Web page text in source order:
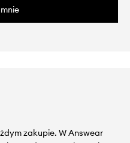
zakupie. W Answear